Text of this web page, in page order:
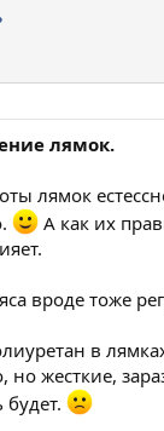
лямок.
лямок
А как их
вроде тоже
в
жесткие,
будет.